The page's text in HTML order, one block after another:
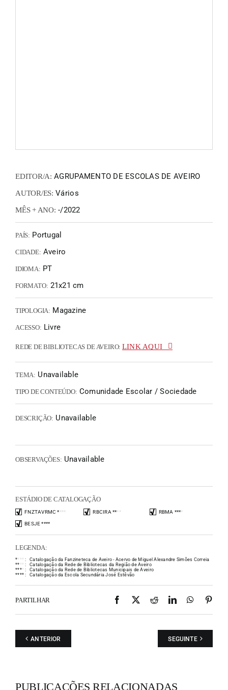
EDITOR/A: AGRUPAMENTO DE ESCOLAS DE AVEIRO
AUTOR/ES: Vários
MÊS + ANO: -/2022
PAÍS: Portugal
CIDADE: Aveiro
IDIOMA: PT
FORMATO: 21x21 cm
TIPOLOGIA: Magazine
ACESSO: Livre
REDE DE BIBLIOTECAS DE AVEIRO: LINK AQUI
TEMA: Unavailable
TIPO DE CONTEÚDO: Comunidade Escolar / Sociedade
DESCRIÇÃO: Unavailable
OBSERVAÇÕES: Unavailable
ESTÁDIO DE CATALOGAÇÃO
FNZTAVRMC **** RBCIRA **** RBMA ****
BESJE ****
LEGENDA:
** * * :
Catalogação da Fanzineteca de Aveiro - Acervo de Miguel Alexandre Simões Correia
** * * :
Catalogação da Rede de Bibliotecas da Região de Aveiro
**** :
Catalogação da Rede de Bibliotecas Municipais de Aveiro
**** : Catalogação da Escola Secundária José Estêvão
PARTILHAR Facebook
X RedditLinkedIn
ANTERIOR SEGUINTE
PUBLICAÇÕES RELACIONADAS